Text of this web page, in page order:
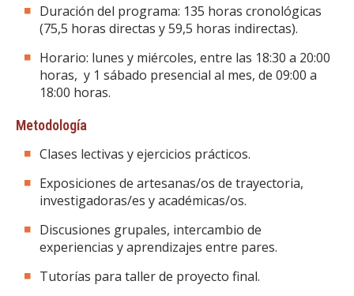
Duración del programa: 135 horas cronológicas
(75,5 horas directas y 59,5 horas indirectas).
Horario: lunes y miércoles, entre las 18:30 a 20:00
horas, y 1 sábado presencial al mes, de 09:00 a
18:00 horas.
Metodología
Clases lectivas y ejercicios prácticos.
Exposiciones de artesanas/os de trayectoria,
investigadoras/es y académicas/os.
Discusiones grupales, intercambio de
experiencias y aprendizajes entre pares.
Tutorías para taller de proyecto final.